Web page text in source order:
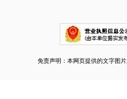
免责声明：本网页提供的文字图